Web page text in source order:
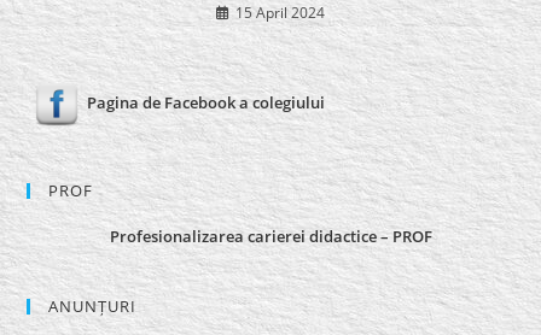
15 April 2024
Pagina de Facebook a colegiului
PROF
Profesionalizarea carierei didactice – PROF
ANUNȚURI